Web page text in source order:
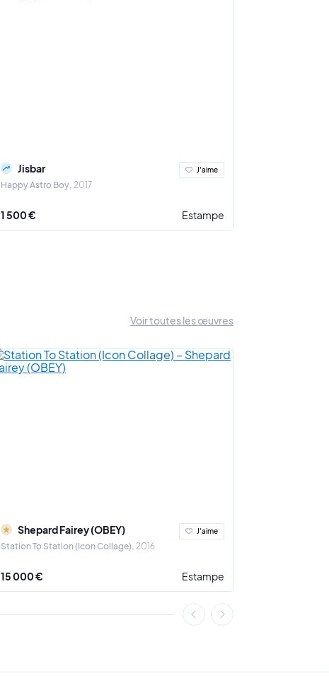
Jisbar
Happy Astro Boy 2017
J'aime
1 500 € Estampe
Voir toutes les œuvres
Shepard Fairey (OBEY)
Station To Station (Icon Collage) 2016
J'aime
15 000 € Estampe